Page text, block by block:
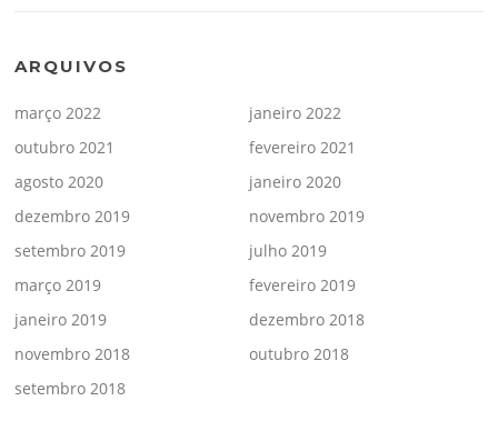
ARQUIVOS
março 2022
janeiro 2022
outubro 2021
fevereiro 2021
agosto 2020
janeiro 2020
dezembro 2019
novembro 2019
setembro 2019
julho 2019
março 2019
fevereiro 2019
janeiro 2019
dezembro 2018
novembro 2018
outubro 2018
setembro 2018